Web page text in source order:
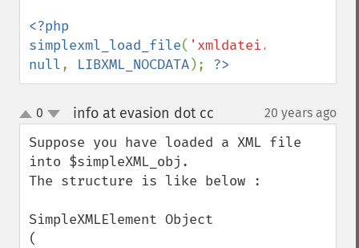
<?php
simplexml_load_file( 'xmldatei.xml'
null, LIBXML_NOCDATA); ?>
up
down
0 info at evasion dot cc 20 years ago
Suppose you have loaded a XML file
into $simpleXML_obj.
The structure is like below :
SimpleXMLElement Object
(